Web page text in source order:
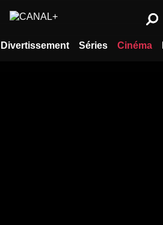
Divertissement Séries Cinéma